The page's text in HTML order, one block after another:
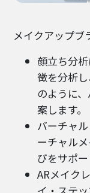
メイクアップブ
顔立ち分
徴を分析
のように
案します。
バーチャ
ーチャル
びをサポ
ARメイク